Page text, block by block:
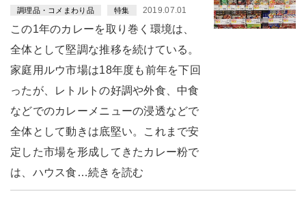
調理品・コメまわり品 特集 2019.07.01
この1年のカレーを取り巻く環境は、
全体として堅調な推移を続けている。
家庭用ルウ市場は18年度も前年を下回
ったが、レトルトの好調や外食、中食
などでのカレーメニューの浸透などで
全体として動きは底堅い。これまで安
定した市場を形成してきたカレー粉で
は、ハウス食…続きを読む